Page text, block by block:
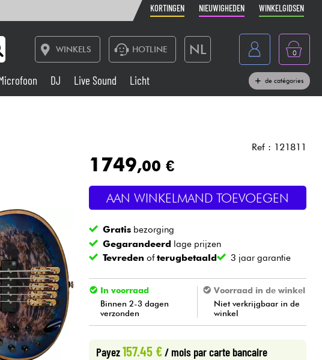
KORTINGEN NIEUWIGHEDEN WINKELGIDSEN
WINKELS HOTLINE NL
France
Belgique
Deutschland
0
Live Sound
Blaasinstrument
Kabels & toebehoren
DJ Live Sound Licht de catégories
Ref : 121811
1749,00 €
AAN WINKELMAND TOEVOEGEN
Gratis bezorging
Gegarandeerd lage prijzen
Tevreden ofterugbetaald 3 jaar garantie
In voorraad
Binnen 2-3 dagen
verzonden
Voorraad in de winkel
Niet verkrijgbaar in de
winkel
Payez157.45 €/ mois par carte bancaire